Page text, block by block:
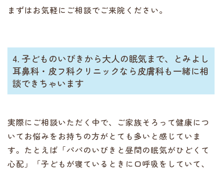
まずはお気軽にご相談でご来院ください。
4. 子どものいびきから大人の眠気まで、とみよし
耳鼻科・皮フ科クリニックなら皮膚科も一緒に相
談できちゃいます
実際にご相談いただく中で、ご家族そろって健康につ
いてお悩みをお持ちの方がとても多いと感じていま
す。たとえば「パパのいびきと昼間の眠気がひどくて
心配」「子どもが寝ているときに口呼吸をしていて、